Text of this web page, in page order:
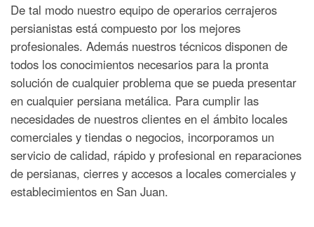
De tal modo nuestro equipo de operarios cerrajeros
persianistas está compuesto por los mejores
profesionales. Además nuestros técnicos disponen de
todos los conocimientos necesarios para la pronta
solución de cualquier problema que se pueda presentar
en cualquier persiana metálica. Para cumplir las
necesidades de nuestros clientes en el ámbito locales
comerciales y tiendas o negocios, incorporamos un
servicio de calidad, rápido y profesional en reparaciones
de persianas, cierres y accesos a locales comerciales y
establecimientos en San Juan.